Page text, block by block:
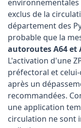
exclus de la
département des
probable que la
autoroutes A64 et
L'activation d'une
préfectoral et
après un
recommandées.
une application
circulation ne sont